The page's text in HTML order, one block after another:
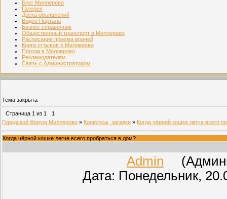
Блог Миллерово
Галерея
Доска объявлений
Видео Портала
Бизнес справочник
Общественный транспорт в Миллерово
Расписание приема врачей
Книга отзывов о Миллерово
Погода в Миллерово
Рекламодателям
Связь с Администратором
Тема закрыта
Страница 1 из 1
1
Городской Форум Миллерово » Конкурсы, загадки » Когда чёрной кошке легче всего
Когда чёрной кошке легче всего пробраться в дом?
Admin
Дата: Понедельник,